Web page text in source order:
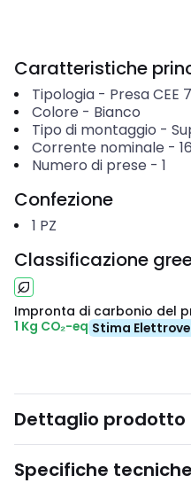
Caratteristiche
Tipologia- Presa CEE
Colore - Bianco
Tipo di montaggio -
Corrente nominale - 16
Numero di prese - 1
Confezione
1 PZ
Classificazione
Impronta di carbonio del
1 Kg CO₂-eq Stima
Dettaglio prodotto
Specifiche tecniche